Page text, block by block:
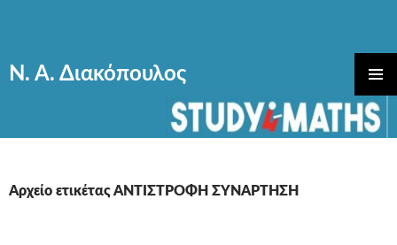
Ν. Α. Διακόπουλος
ΚΎΡΙΟ
ΜΕΝΟΎ
Αρχείο ετικέτας ΑΝΤΙΣΤΡΟΦΗ ΣΥΝΑΡΤΗΣΗ